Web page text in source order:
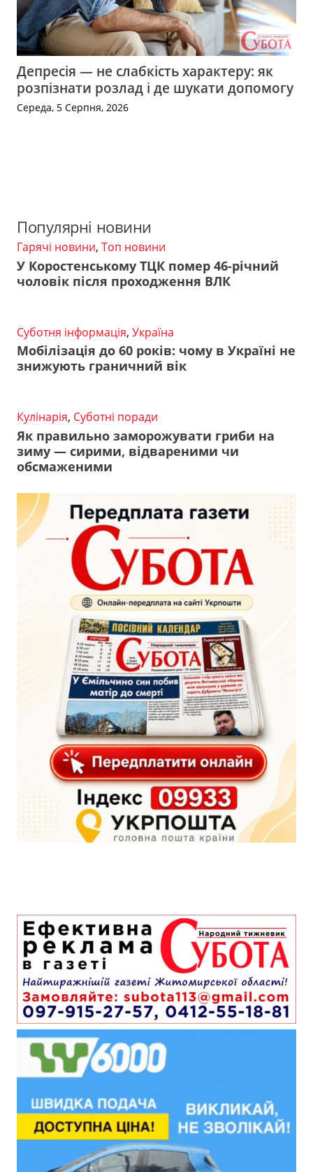
Депресія — не слабкість характеру: як
розпізнати розлад і де шукати допомогу
Середа, 5 Серпня, 2026
Популярні новини
Гарячі новини, Топ новини
У Коростенському ТЦК помер 46-річний
чоловік після проходження ВЛК
Суботня інформація, Україна
Мобілізація до 60 років: чому в Україні не
знижують граничний вік
Кулінарія, Суботні поради
Як правильно заморожувати гриби на
зиму — сирими, відвареними чи
обсмаженими